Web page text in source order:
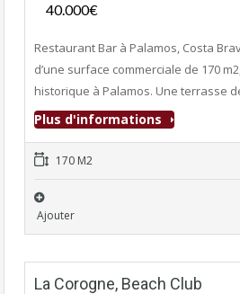
40.000€
Restaurant Bar à Palamos, Costa
d’une surface commerciale de 170
historique à Palamos. Une terrasse
Plus d'informations
170 M2
Ajouter
La Corogne, Beach Club